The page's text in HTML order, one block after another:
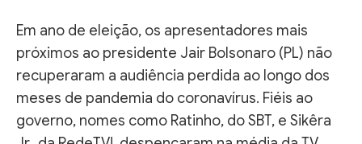
Em ano de eleição, os apresentadores mais
próximos ao presidente Jair Bolsonaro (PL) não
recuperaram a audiência perdida ao longo dos
meses de pandemia do coronavírus. Fiéis ao
governo, nomes como Ratinho, do SBT, e Sikêra